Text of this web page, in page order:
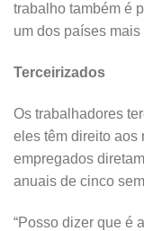
trabalho também é
um dos países
Terceirizados
Os trabalhadores
eles têm direito aos
empregados
anuais de cinco
“Posso dizer que é